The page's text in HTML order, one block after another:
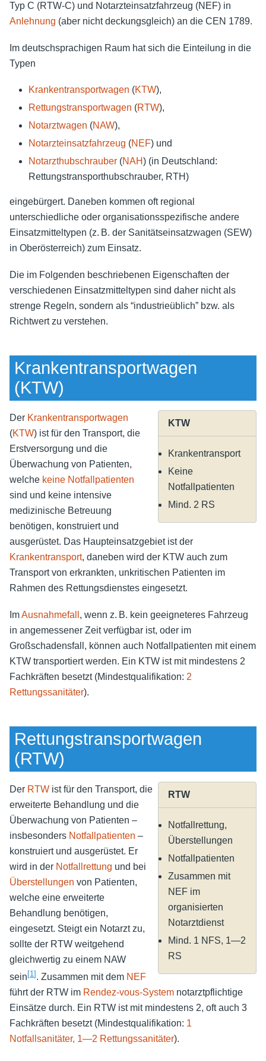
Typ C (RTW-C) und Notarzteinsatzfahrzeug (NEF) in
Anlehnung (aber nicht deckungsgleich) an die CEN 1789.
Im deutschsprachigen Raum hat sich die Einteilung in die
Typen
Krankentransportwagen (KTW),
Rettungstransportwagen (RTW),
Notarztwagen (NAW),
Notarzteinsatzfahrzeug (NEF) und
Notarzthubschrauber (NAH) (in Deutschland:
Rettungstransporthubschrauber, RTH)
eingebürgert. Daneben kommen oft regional
unterschiedliche oder organisationsspezifische andere
Einsatzmitteltypen (z. B. der Sanitätseinsatzwagen (SEW)
in Oberösterreich) zum Einsatz.
Die im Folgenden beschriebenen Eigenschaften der
verschiedenen Einsatzmitteltypen sind daher nicht als
strenge Regeln, sondern als “industrieüblich” bzw. als
Richtwert zu verstehen.
Krankentransportwagen
(KTW)
KTW
Krankentransport
Keine
Notfallpatienten
Mind. 2 RS
Der Krankentransportwagen
(KTW) ist für den Transport, die
Erstversorgung und die
Überwachung von Patienten,
welche keine Notfallpatienten
sind und keine intensive
medizinische Betreuung
benötigen, konstruiert und
ausgerüstet. Das Haupteinsatzgebiet ist der
Krankentransport, daneben wird der KTW auch zum
Transport von erkrankten, unkritischen Patienten im
Rahmen des Rettungsdienstes eingesetzt.
ImAusnahmefall , wenn z. B. kein geeigneteres Fahrzeug
in angemessener Zeit verfügbar ist, oder im
Großschadensfall, können auch Notfallpatienten mit einem
KTW transportiert werden. Ein KTW ist mit mindestens 2
Fachkräften besetzt (Mindestqualifikation: 2
Rettungssanitäter).
Rettungstransportwagen
(RTW)
RTW
Notfallrettung,
Überstellungen
Notfallpatienten
Zusammen mit
NEF im
organisierten
Notarztdienst
Mind. 1 NFS, 1—2
RS
Der RTW ist für den Transport, die
erweiterte Behandlung und die
Überwachung von Patienten –
insbesonders Notfallpatienten –
konstruiert und ausgerüstet. Er
wird in der Notfallrettung und bei
Überstellungen von Patienten,
welche eine erweiterte
Behandlung benötigen,
eingesetzt. Steigt ein Notarzt zu,
sollte der RTW weitgehend
gleichwertig zu einem NAW
sein[1]. Zusammen mit dem NEF
führt der RTW im Rendez-vous-System notarztpflichtige
Einsätze durch. Ein RTW ist mit mindestens 2, oft auch 3
Fachkräften besetzt (Mindestqualifikation: 1
Notfallsanitäter, 1—2 Rettungssanitäter).